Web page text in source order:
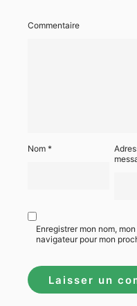
Commentaire
Nom *
Enregistrer mon nom,
navigateur pour mon